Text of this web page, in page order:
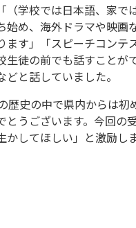
（学校では日本語、家で
始め、海外ドラマや映画
ます」「スピーチコンテ
生徒の前でも話すことが
と話していました。
歴史の中で県内からは
とうございます。今回の
してほしい」と激励し